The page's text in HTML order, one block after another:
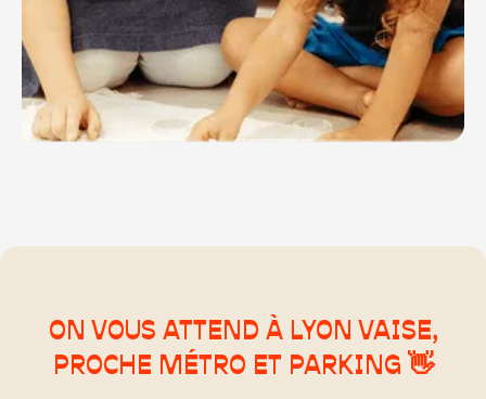
ON VOUS ATTEND À LYON VAISE,
PROCHE MÉTRO ET PARKING 👋